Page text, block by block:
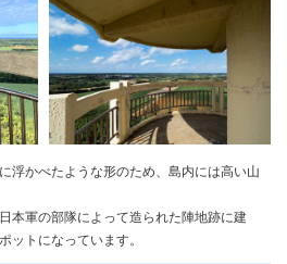
浮かべたような形のため、島内には高い山
本軍の部隊によって造られた陣地跡に建
ットになっています。